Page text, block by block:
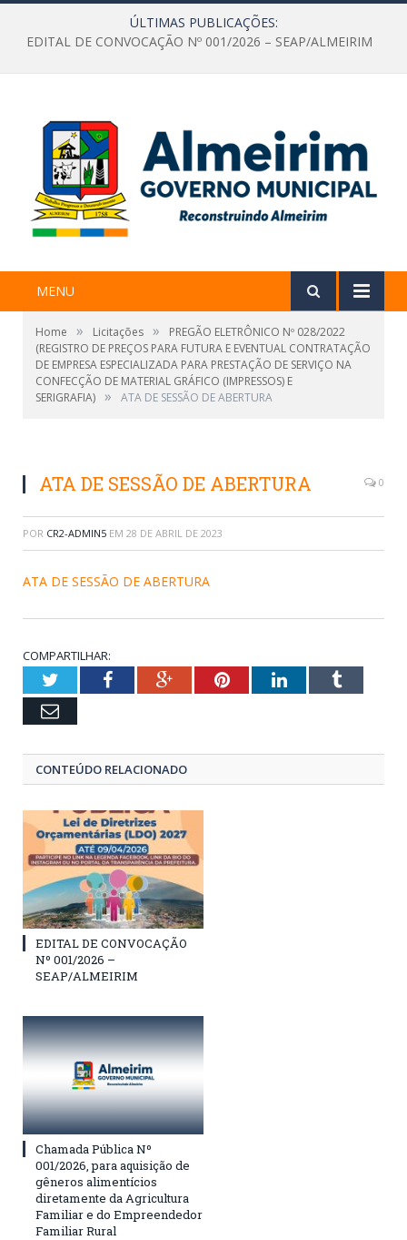
ÚLTIMAS PUBLICAÇÕES:
EDITAL DE CONVOCAÇÃO Nº 001/2026 – SEAP/ALMEIRIM
MENU
Home » Licitações »
PREGÃO ELETRÔNICO Nº 028/2022
(REGISTRO DE PREÇOS PARA FUTURA E EVENTUAL CONTRATAÇÃO
DE EMPRESA ESPECIALIZADA PARA PRESTAÇÃO DE SERVIÇO NA
CONFECÇÃO DE MATERIAL GRÁFICO (IMPRESSOS) E
SERIGRAFIA) » ATA DE SESSÃO DE ABERTURA
ATA DE SESSÃO DE ABERTURA 0
POR CR2-ADMIN5 EM 28 DE ABRIL DE 2023
ATA DE SESSÃO DE ABERTURA
COMPARTILHAR:
TwitterFacebookGoogle+PinterestLinkedInTumblr
Email
CONTEÚDO RELACIONADO
EDITAL DE CONVOCAÇÃO
Nº 001/2026 –
SEAP/ALMEIRIM
Chamada Pública Nº
001/2026, para aquisição de
gêneros alimentícios
diretamente da Agricultura
Familiar e do Empreendedor
Familiar Rural